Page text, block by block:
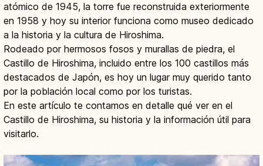
atómico de 1945, la torre fue reconstruida exteriormente
en 1958 y hoy su interior funciona como museo dedicado
a la historia y la cultura de Hiroshima.
Rodeado por hermosos fosos y murallas de piedra, el
Castillo de Hiroshima, incluido entre los 100 castillos más
destacados de Japón, es hoy un lugar muy querido tanto
por la población local como por los turistas.
En este artículo te contamos en detalle qué ver en el
Castillo de Hiroshima, su historia y la información útil para
visitarlo.